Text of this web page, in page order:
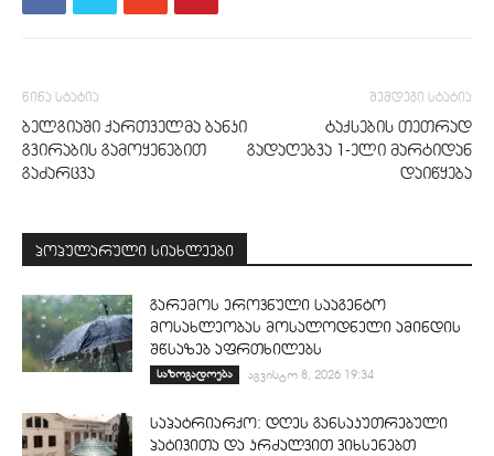
წინა სტატია
ბელგიაში ქართველმა ბანკი
გვირაბის გამოყენებით
გაძარცვა
შემდეგი სტატია
ტაქსების თეთრად
გადაღებვა 1-ელი მარტიდან
დაიწყება
პოპულარული სიახლეები
გარემოს ეროვნული სააგენტო
მოსახლეობას მოსალოდნელი ამინდის
შწსაზებ აფრთხილებს
საზოგადოება აგვისტო 8, 2026 19:34
საპატრიარქო: დღეს განსაკუთრებული
პატივითა და კრძალვით ვიხსენებთ